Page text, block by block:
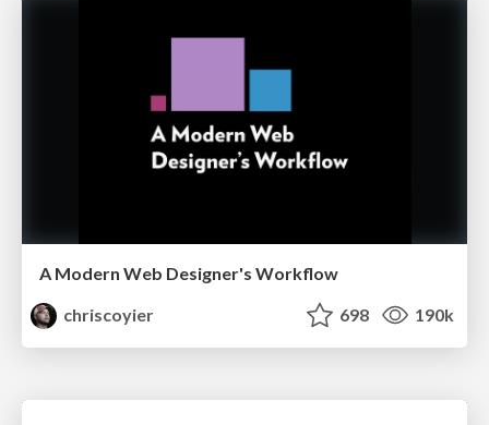
A Modern Web Designer's Workflow
chriscoyier
698 190k